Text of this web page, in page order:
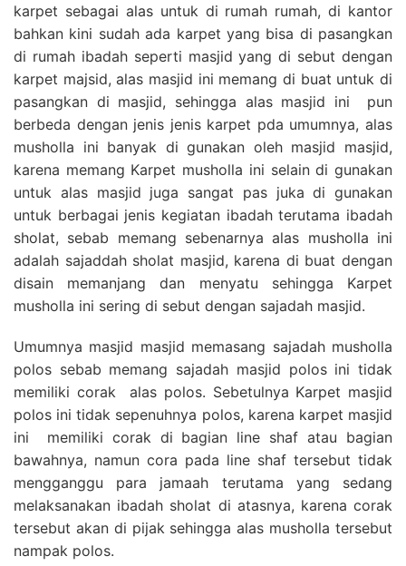
karpet sebagai alas untuk di rumah rumah, di kantor
bahkan kini sudah ada karpet yang bisa di pasangkan
di rumah ibadah seperti masjid yang di sebut dengan
karpet majsid, alas masjid ini memang di buat untuk di
pasangkan di masjid, sehingga alas masjid ini pun
berbeda dengan jenis jenis karpet pda umumnya, alas
musholla ini banyak di gunakan oleh masjid masjid,
karena memang Karpet musholla ini selain di gunakan
untuk alas masjid juga sangat pas juka di gunakan
untuk berbagai jenis kegiatan ibadah terutama ibadah
sholat, sebab memang sebenarnya alas musholla ini
adalah sajaddah sholat masjid, karena di buat dengan
disain memanjang dan menyatu sehingga Karpet
musholla ini sering di sebut dengan sajadah masjid.
Umumnya masjid masjid memasang sajadah musholla
polos sebab memang sajadah masjid polos ini tidak
memiliki corak alas polos. Sebetulnya Karpet masjid
polos ini tidak sepenuhnya polos, karena karpet masjid
ini memiliki corak di bagian line shaf atau bagian
bawahnya, namun cora pada line shaf tersebut tidak
mengganggu para jamaah terutama yang sedang
melaksanakan ibadah sholat di atasnya, karena corak
tersebut akan di pijak sehingga alas musholla tersebut
nampak polos.